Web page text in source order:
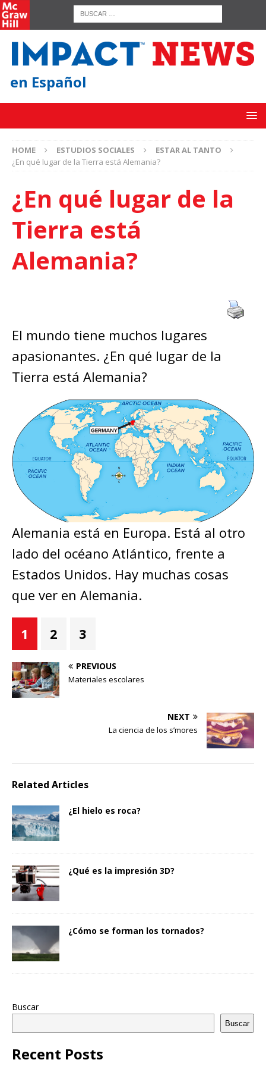
en Español
HOME ESTUDIOS SOCIALES
ESTAR AL TANTO
¿En qué lugar de la Tierra está Alemania?
¿En qué lugar de la
Tierra está
Alemania?
El mundo tiene muchos lugares
apasionantes. ¿En qué lugar de la
Tierra está Alemania?
Alemania está en Europa. Está al otro
lado del océano Atlántico, frente a
Estados Unidos. Hay muchas cosas
que ver en Alemania.
1 2 3
PREVIOUS
Materiales escolares
NEXT
La ciencia de los s’mores
Related Articles
¿El hielo es roca?
¿Qué es la impresión 3D?
¿Cómo se forman los tornados?
Buscar
Buscar
Recent Posts